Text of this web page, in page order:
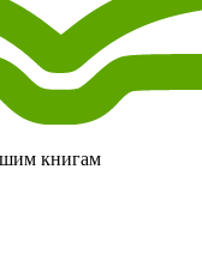
книгам